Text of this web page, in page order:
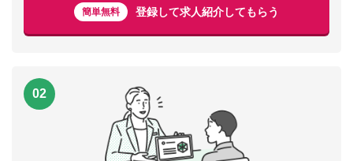
簡単無料 登録して求人紹介してもらう
02